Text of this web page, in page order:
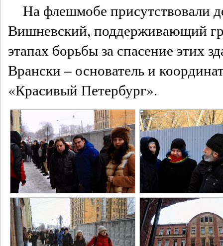
На флешмобе присутствовали
Вишневский, поддерживающий
этапах борьбы за спасение этих
Врански – основатель и
«Красивый Петербург».